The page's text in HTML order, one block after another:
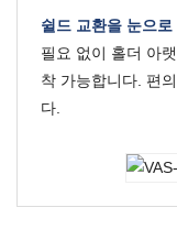
쉴드 교환을 눈으
필요 없이 홀더 아
착 가능합니다. 편
다.